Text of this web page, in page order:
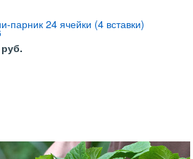
парник 24 ячейки (4 вставки)
руб.